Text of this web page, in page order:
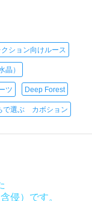
ション向けルース
晶）
ツ Deep Forest
で選ぶ カボション
侵）です。